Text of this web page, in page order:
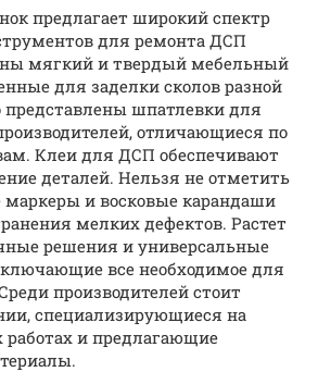
предлагает широкий спектр
для ремонта ДСП
мягкий и твердый мебельный
для заделки сколов разной
шпатлевки для
отличающиеся по
Клеи для ДСП обеспечивают
деталей. Нельзя не отметить
и восковые карандаши
мелких дефектов. Растет
решения и универсальные
все необходимое для
производителей стоит
специализирующиеся на
работах и предлагающие